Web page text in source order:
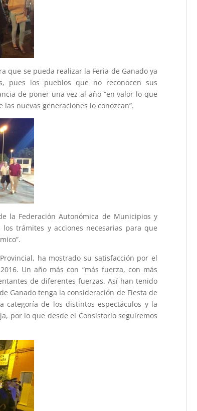
que se pueda realizar la Feria de Ganado ya
pues los pueblos que no reconocen sus
de poner una vez al año “en valor lo que
nuevas generaciones lo conozcan”.
la Federación Autonómica de Municipios y
trámites y acciones necesarias para que
ha mostrado su satisfacción por el
Un año más con “más fuerza, con más
de diferentes fuerzas. Así han tenido
Ganado tenga la consideración de Fiesta de
categoría de los distintos espectáculos y la
por lo que desde el Consistorio seguiremos